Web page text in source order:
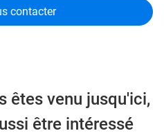
contacter
êtes venu jusqu'ici,
être intéressé